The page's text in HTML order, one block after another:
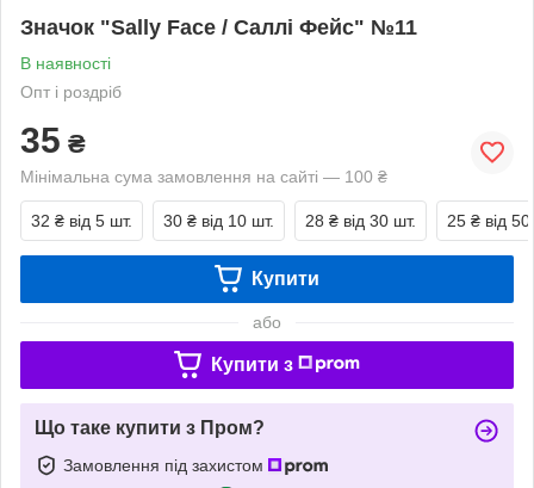
Значок "Sally Face / Саллі Фейс" №11
В наявності
Опт і роздріб
35 ₴
Мінімальна сума замовлення на сайті — 100 ₴
32 ₴ від 5 шт. 30 ₴ від 10 шт. 28 ₴ від 30 шт. 25 ₴ від
Купити
або
Купити з
Що таке купити з Пром?
Замовлення під захистом